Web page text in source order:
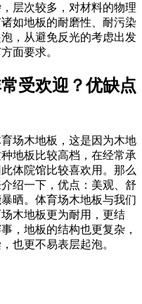
层次较多，对材料的物理
如地板的耐磨性、耐污染
，从避免反光的考虑出发
面要求。
受欢迎？优缺点
场木地板，这是因为木地
地板比较高档，在经常承
体院馆比较喜欢用。那么
绍一下，优点：美观、舒
晒。体育场木地板与我们
木地板更为耐用，更结
，地板的结构也更复杂，
也更不易表层起泡。